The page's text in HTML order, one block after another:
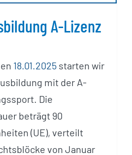
A-Lizenz
18.01.2025starten wir
mit der A-
Die
beträgt 90
(UE), verteilt
von Januar